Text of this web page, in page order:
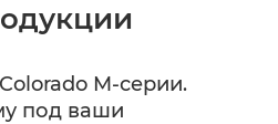
M-серии.
под ваши